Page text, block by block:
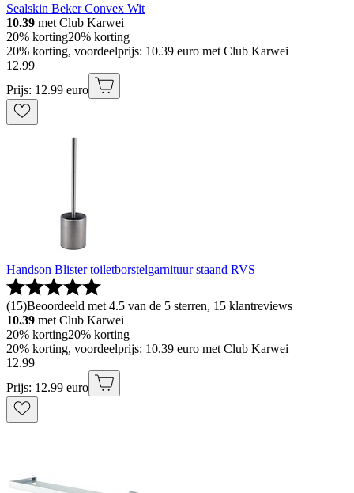
Sealskin Beker Convex Wit
10.39 met Club Karwei
20% korting20% korting
20% korting, voordeelprijs: 10.39 euro met Club Karwei
12.99
Prijs: 12.99 euro
Handson Blister toiletborstelgarnituur staand RVS
(15)Beoordeeld met 4.5 van de 5 sterren, 15 klantreviews
10.39 met Club Karwei
20% korting20% korting
20% korting, voordeelprijs: 10.39 euro met Club Karwei
12.99
Prijs: 12.99 euro